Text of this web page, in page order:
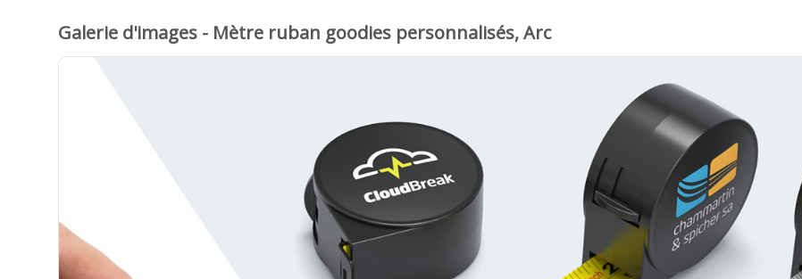
Galerie d'images - Mètre ruban goodies personnalisés, Arc